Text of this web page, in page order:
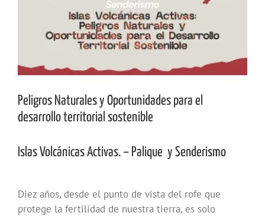
Peligros Naturales y Oportunidades para el
desarrollo territorial sostenible
Islas Volcánicas Activas. – Palique y Senderismo
Diez años, desde el punto de vista del rofe que
protege la fertilidad de nuestra tierra, es solo